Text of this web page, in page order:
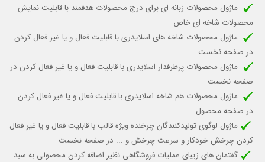
ماژول محصولات زبانه ای برای درج محصولات هدفمند با قابلیت نمایش
محصولات شاخه ای خاص
ماژول محصولات شاخه های اسلایدری با قابلیت فعال و یا غیر فعال کردن
در صفحه نخست
ماژول محصولات پرطرفدار اسلایدری با قابلیت فعال و یا غیر فعال کردن در
صفحه نخست
ماژول محصولات هم شاخه اسلایدری با قابلیت فعال و یا غیر فعال کردن
در صفحه محصول
ماژول لوگوی تولیدکنندگان چرخنده ویژه قالب با قابلیت فعال و یا غیر فعال
کردن چرخش خودکار و سرعت چرخش و ... در صفحه نخست
گفتمان های زیبای عملیات فروشگاهی نظیر اضافه کردن محصولی به سبد